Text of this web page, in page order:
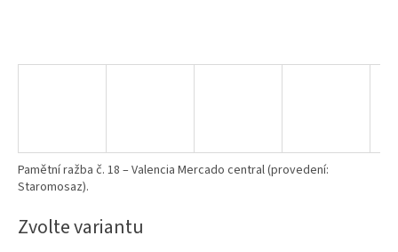
Zvolte variantu
Pamětní ražba č. 18 – Valencia Mercado central (provedení:
Staromosaz).